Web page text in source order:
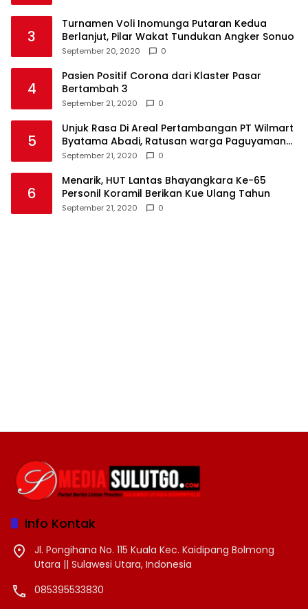
3
Turnamen Voli Inomunga Putaran Kedua
Berlanjut, Pilar Wakat Tundukan Angker Sonuo
September 20, 2020 0
4
Pasien Positif Corona dari Klaster Pasar
Bertambah 3
September 21, 2020 0
5
Unjuk Rasa Di Areal Pertambangan PT Wilmart
Byatama Abadi, Ratusan warga Paguyaman
Pantai Tuntut Hal Ini
September 21, 2020 0
6
Menarik, HUT Lantas Bhayangkara Ke-65
Personil Koramil Berikan Kue Ulang Tahun
September 21, 2020 0
Info Kontak
Jl. Pongihana No. 115 Kuala Kec. Kaidipang Bolmong
Utara || Sulawesi Utara, Indonesia
085395533830